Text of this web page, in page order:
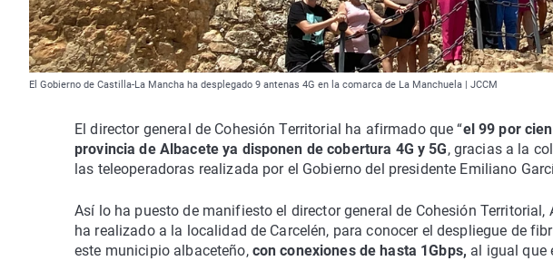
El Gobierno de Castilla-La Mancha ha desplegado 9 antenas 4G en la comarca de La Manchuela | JCCM
El director general de Cohesión Territorial ha afirmado que “el 99 por
provincia de Albacete ya disponen de cobertura 4G y 5G, gracias a la
las teleoperadoras realizada por el Gobierno del presidente Emiliano
Así lo ha puesto de manifiesto el director general de Cohesión
ha realizado a la localidad de Carcelén, para conocer el despliegue de
este municipio albaceteño, con conexiones de hasta 1Gbps, al igual que